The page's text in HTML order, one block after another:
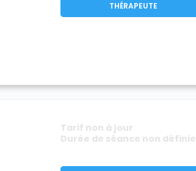
THÉRAPEUTE
Tarif non à jour
Durée de séance non définie